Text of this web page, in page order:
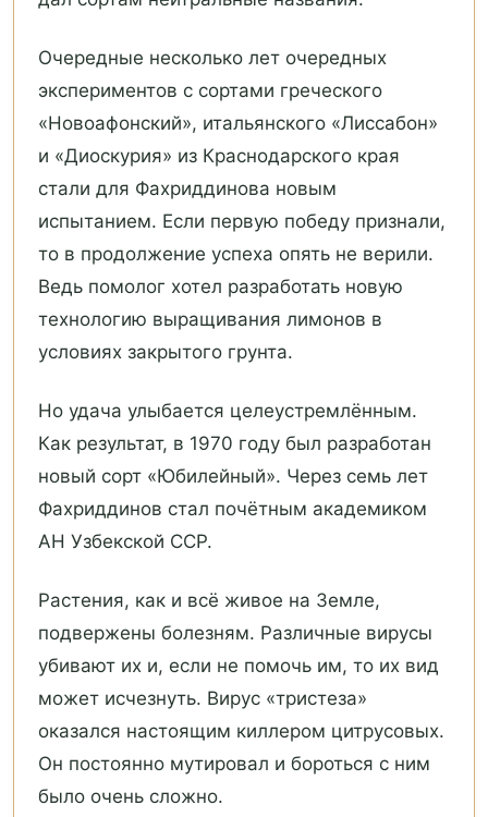
Очередные несколько лет очередных
экспериментов с сортами греческого
«Новоафонский», итальянского «Лиссабон»
и «Диоскурия» из Краснодарского края
стали для Фахриддинова новым
испытанием. Если первую победу признали,
то в продолжение успеха опять не верили.
Ведь помолог хотел разработать новую
технологию выращивания лимонов в
условиях закрытого грунта.
Но удача улыбается целеустремлённым.
Как результат, в 1970 году был разработан
новый сорт «Юбилейный». Через семь лет
Фахриддинов стал почётным академиком
АН Узбекской ССР.
Растения, как и всё живое на Земле,
подвержены болезням. Различные вирусы
убивают их и, если не помочь им, то их вид
может исчезнуть. Вирус «тристеза»
оказался настоящим киллером цитрусовых.
Он постоянно мутировал и бороться с ним
было очень сложно.